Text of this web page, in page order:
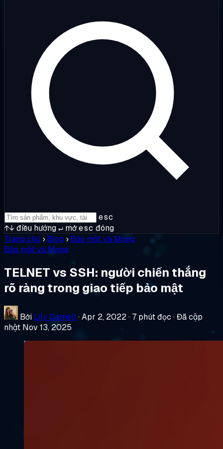
esc
↑↓ điều hướng↵ mởesc đóng
Trang chủ › Blog › Bảo mật và Mạng
Bảo mật và Mạng
TELNET vs SSH: người chiến thắng
rõ ràng trong giao tiếp bảo mật
Bởi Lily Carnell·Apr 2, 2022· 7 phút đọc ·Đã cập
nhật Nov 13, 2025